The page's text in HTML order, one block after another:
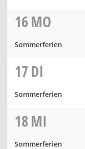
16MO
Sommerferien
17DI
Sommerferien
18MI
Sommerferien